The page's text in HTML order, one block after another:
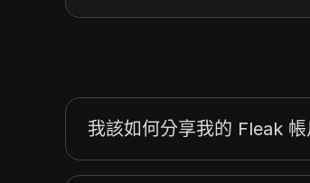
我該如何分享我的 Fleak 帳